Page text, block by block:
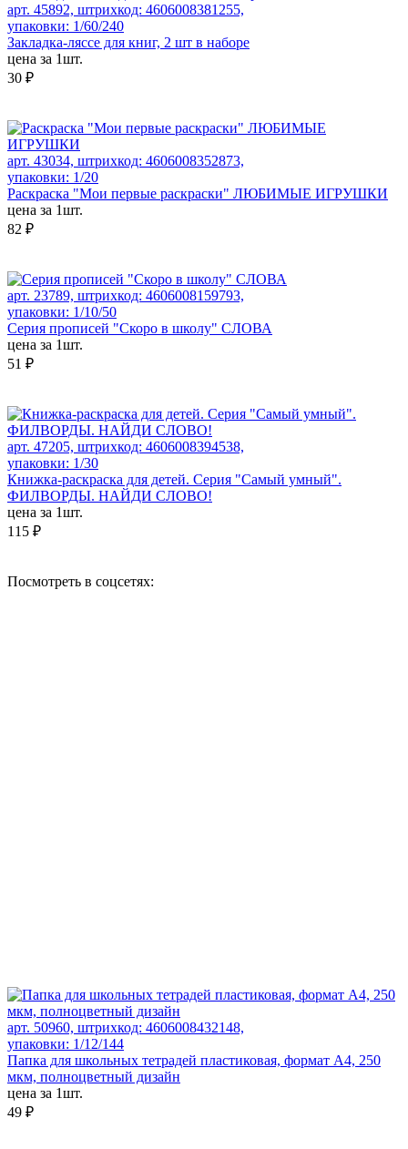
арт. 45892, штрихкод: 4606008381255,
упаковки: 1/60/240
Закладка-ляссе для книг, 2 шт в наборе
цена за 1шт.
30 ₽
арт. 43034, штрихкод: 4606008352873,
упаковки: 1/20
Раскраска "Мои первые раскраски" ЛЮБИМЫЕ ИГРУШКИ
цена за 1шт.
82 ₽
арт. 23789, штрихкод: 4606008159793,
упаковки: 1/10/50
Серия прописей "Скоро в школу" СЛОВА
цена за 1шт.
51 ₽
арт. 47205, штрихкод: 4606008394538,
упаковки: 1/30
Книжка-раскраска для детей. Серия "Самый умный".
ФИЛВОРДЫ. НАЙДИ СЛОВО!
цена за 1шт.
115 ₽
Посмотреть в соцсетях:
арт. 50960, штрихкод: 4606008432148,
упаковки: 1/12/144
Папка для школьных тетрадей пластиковая, формат А4, 250
мкм, полноцветный дизайн
цена за 1шт.
49 ₽